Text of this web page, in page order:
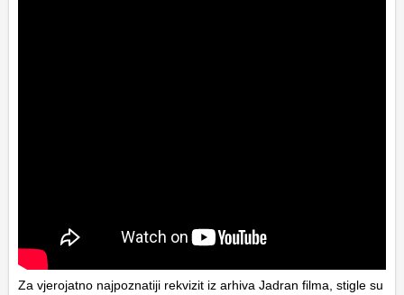
Za vjerojatno najpoznatiji rekvizit iz arhiva Jadran filma, stigle su